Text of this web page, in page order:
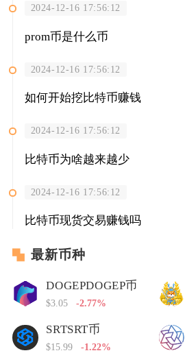
2024-12-16 17:56:12
prom币是什么币
2024-12-16 17:56:12
如何开始挖比特币赚钱
2024-12-16 17:56:12
比特币为啥越来越少
2024-12-16 17:56:12
比特币现货交易赚钱吗
最新币种
DOGEPDOGEP币
$3.05 -2.77%
SRTSRT币
$15.99 -1.22%